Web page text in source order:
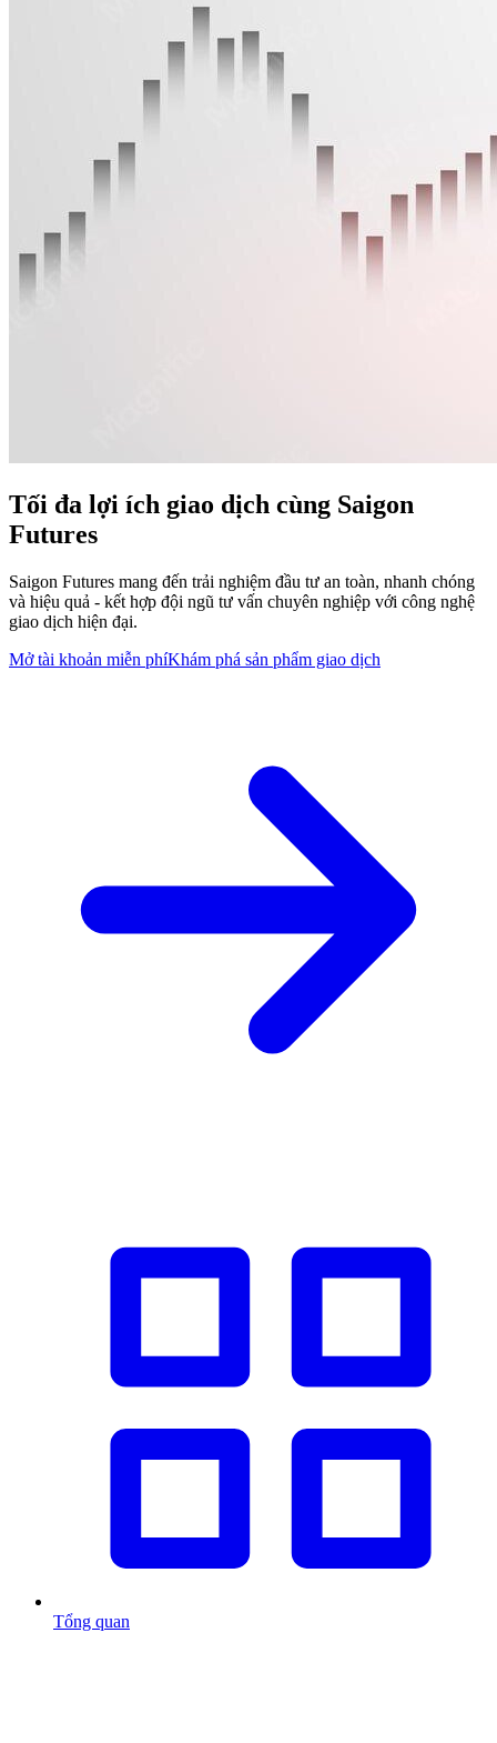
Tối đa lợi ích giao dịch cùng Saigon
Futures
Saigon Futures mang đến trải nghiệm đầu tư an toàn, nhanh chóng
và hiệu quả - kết hợp đội ngũ tư vấn chuyên nghiệp với công nghệ
giao dịch hiện đại.
Mở tài khoản miễn phíKhám phá sản phẩm giao dịch
Tổng quan